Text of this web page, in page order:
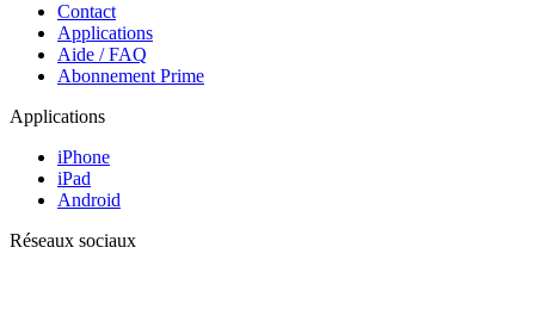
Contact
Applications
Aide / FAQ
Abonnement Prime
Applications
iPhone
iPad
Android
Réseaux sociaux